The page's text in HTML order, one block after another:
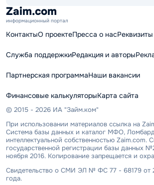
сайту
Zaim.com
информационный портал
КонтактыО проектеПресса о насРеквизиты
Служба поддержкиРедакция и авторы
Партнерская программаНаши вакансии
Финансовые калькуляторыКарта сайта
© 2015 - 2026 ИА "Займ.ком"
При использовании материалов ссылка на
Система базы данных и каталог МФО,
интеллектуальной собственностью Zaim.com.
государственной регистрации базы данных
ноября 2016. Копирование запрещается и
Свидетельство о СМИ ЭЛ № ФС 77 - 68179 от
года.